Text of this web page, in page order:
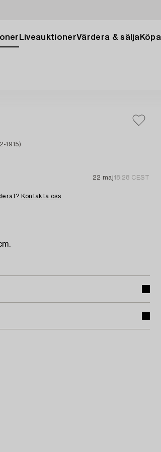
LiveauktionerVärdera & sälja Köpa
1915)
22 maj18:28 CEST
Kontakta oss